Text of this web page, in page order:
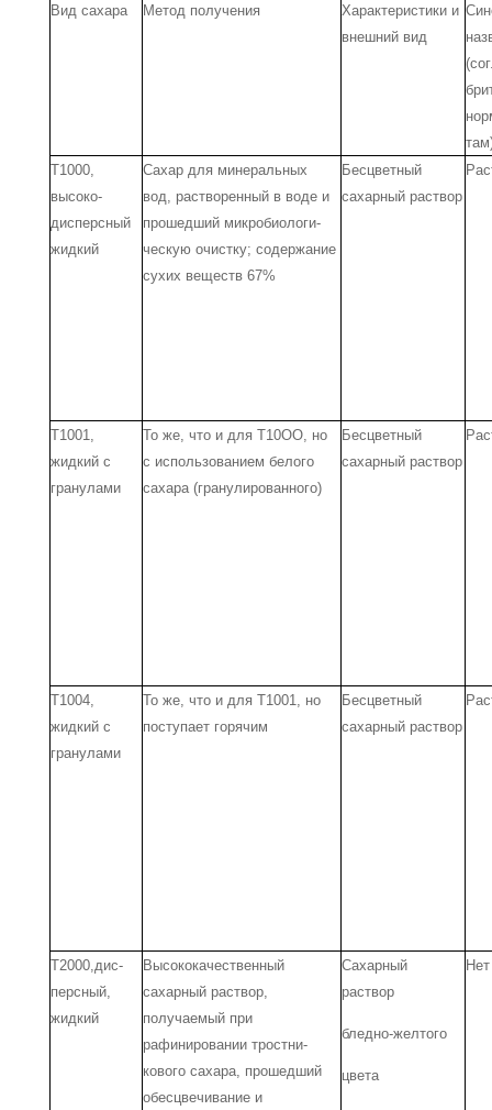
Вид сахара Метод получения
Характеристики и
внешний вид
Т1000,
высоко­
дисперсный
жидкий
Сахар для минеральных
вод, растворен­ный в воде и
прошедший микробиологи­
ческую очистку; содержание
сухих ве­ществ 67%
Бесцветный
сахар­ный раствор
Т1001,
жидкий с
гранулами
То же, что и для Т10ОО, но
с использова­нием белого
сахара (гранулированного)
Бесцветный
сахар­ный раствор
Т1004,
жидкий с
гранулами
То же, что и для Т1001, но
поступает горя­чим
Бесцветный
сахар­ный раствор
Т2000,дис­
персный,
жид­кий
Высококачественный
сахарный раствор,
получаемый при
рафинировании тростни­
кового сахара, прошедший
обесцвечива­ние и
Сахарный
раствор
бледно-желтого
цвета
Нет